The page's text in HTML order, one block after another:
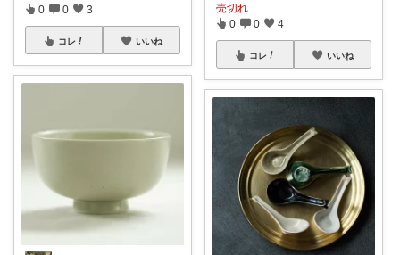
0 0 3
コレ いいね
売切れ
0 0 4
コレ いいね